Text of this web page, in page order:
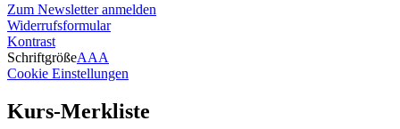
Zum Newsletter anmelden
Widerrufsformular
Kontrast
SchriftgrößeAAA
Cookie Einstellungen
Kurs-Merkliste